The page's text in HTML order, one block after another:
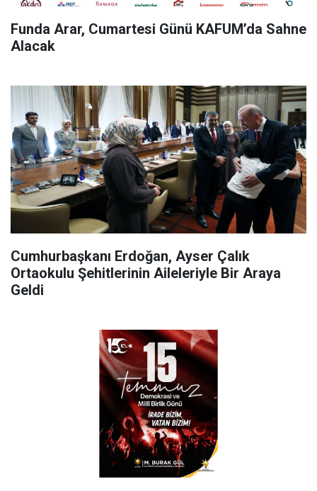
Funda Arar, Cumartesi Günü KAFUM’da Sahne
Alacak
Cumhurbaşkanı Erdoğan, Ayser Çalık
Ortaokulu Şehitlerinin Aileleriyle Bir Araya
Geldi